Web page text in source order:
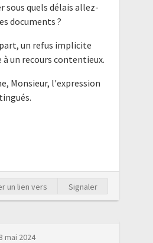
sous quels délais allez-
documents ?
un refus implicite
un recours contentieux.
Monsieur, l'expression
un lien vers Signaler
mai 2024